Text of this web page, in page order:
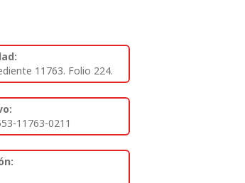
11763. Folio 224.
11763-0211